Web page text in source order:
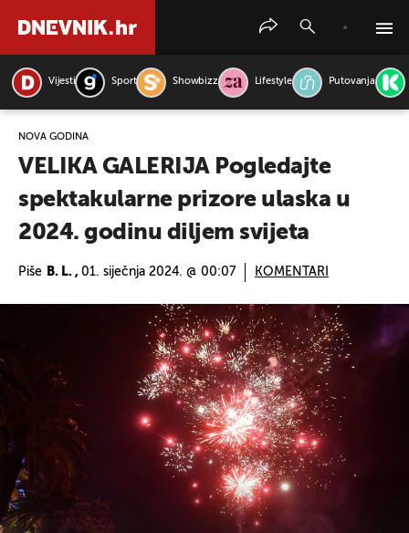
Vijesti Sport Showbizz Lifestyle Putovanja
NOVA GODINA
VELIKA GALERIJA Pogledajte
spektakularne prizore ulaska u
2024. godinu diljem svijeta
Piše B. L. , 01. siječnja 2024. @ 00:07 KOMENTARI
PRETRAŽITE VIJESTI